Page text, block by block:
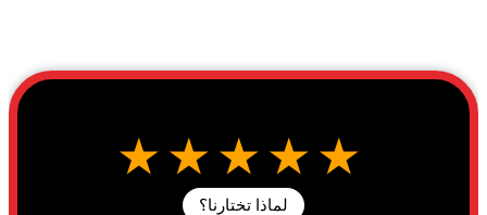
★★★★★
لماذا تختارنا؟